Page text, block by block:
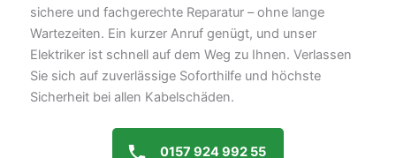
sichere und fachgerechte Reparatur – ohne lange
Wartezeiten. Ein kurzer Anruf genügt, und unser
Elektriker ist schnell auf dem Weg zu Ihnen. Verlassen
Sie sich auf zuverlässige Soforthilfe und höchste
Sicherheit bei allen Kabelschäden.
0157 924 992 55